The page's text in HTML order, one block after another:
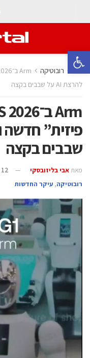
פתח סרגל נגישות
בית רובוטיקה
להרצת AI על שבבים בקצה
שבבים בקצה
מאת אבי בליזובסקי
12 ינואר 2026
רובוטיקה, עיקר החדשות